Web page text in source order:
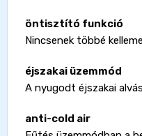
öntisztító funkció
Nincsenek többé
éjszakai üzemmód
A nyugodt éjszakai
anti-cold air